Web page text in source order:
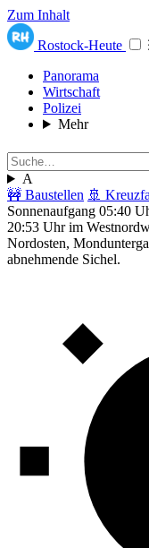
Zum Inhalt
Rostock-Heute
Panorama
Wirtschaft
Polizei
Mehr
A
🚧 Baustellen 🚢
Sonnenaufgang 05:40
20:53 Uhr im
Nordosten,
abnehmende Sichel.